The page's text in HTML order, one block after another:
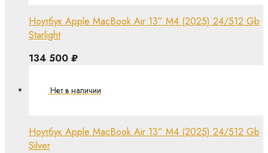
Ноутбук Apple MacBook Air 13” M4 (2025) 24/512 Gb
Starlight
134 500 ₽
Ноутбук Apple MacBook Air 13” M4 (2025) 24/512 Gb
Silver